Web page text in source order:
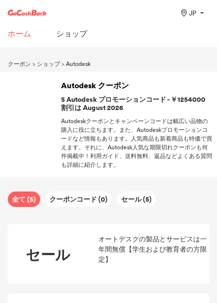
JP
ホーム ショップ
クーポン > ショップ>Autodesk
Autodesk クーポン
5 Autodesk プロモーションコード - ￥1254000
割引は August 2026
Autodeskクーポンとキャンペーンコードは幅広い品物の
購入に役に立ちます。また、Autodeskプロモーションコ
ードなど情報もあります。人気商品も新着商品も特価で買
えます。それに、Autodesk人気な期限切れクーポンも何
件掲載中！利用ガイド、送料無料、返品などよくある質問
も詳細に紹介します。
全て (5) クーポンコード (0) セール (5)
セール
オートデスクの製品とサービスは一
年間無償【学生および教育者の方限
定】